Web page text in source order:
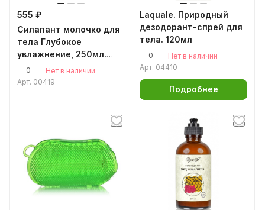
555 ₽
Силапант молочко для
тела Глубокое
увлажнение, 250мл.
Алтайская пантовая
косметика
0
Нет в наличии
Арт. 00419
Laquale. Природный
дезодорант-спрей для
тела. 120мл
0
Нет в наличии
Арт. 04410
Подробнее